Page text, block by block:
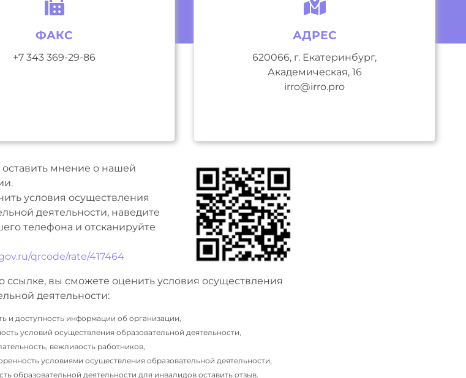
ФАКС
+7 343 369-29-86
АДРЕС
620066, г. Екатеринбург,
Академическая, 16
irro@irro.pro
мнение о нашей
условия осуществления
деятельности, наведите
телефона и отсканируйте
qrcode/rate/417464
ссылке, вы сможете оценить условия осуществления
деятельности:
и доступность информации об организации,
условий осуществления образовательной деятельности,
вежливость работников,
условиями осуществления образовательной деятельности,
образовательной деятельности для инвалидов оставить отзыв.